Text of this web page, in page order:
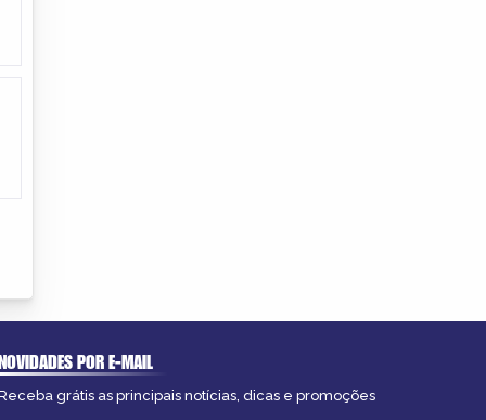
POR E-MAIL
grátis as principais notícias, dicas e promoções